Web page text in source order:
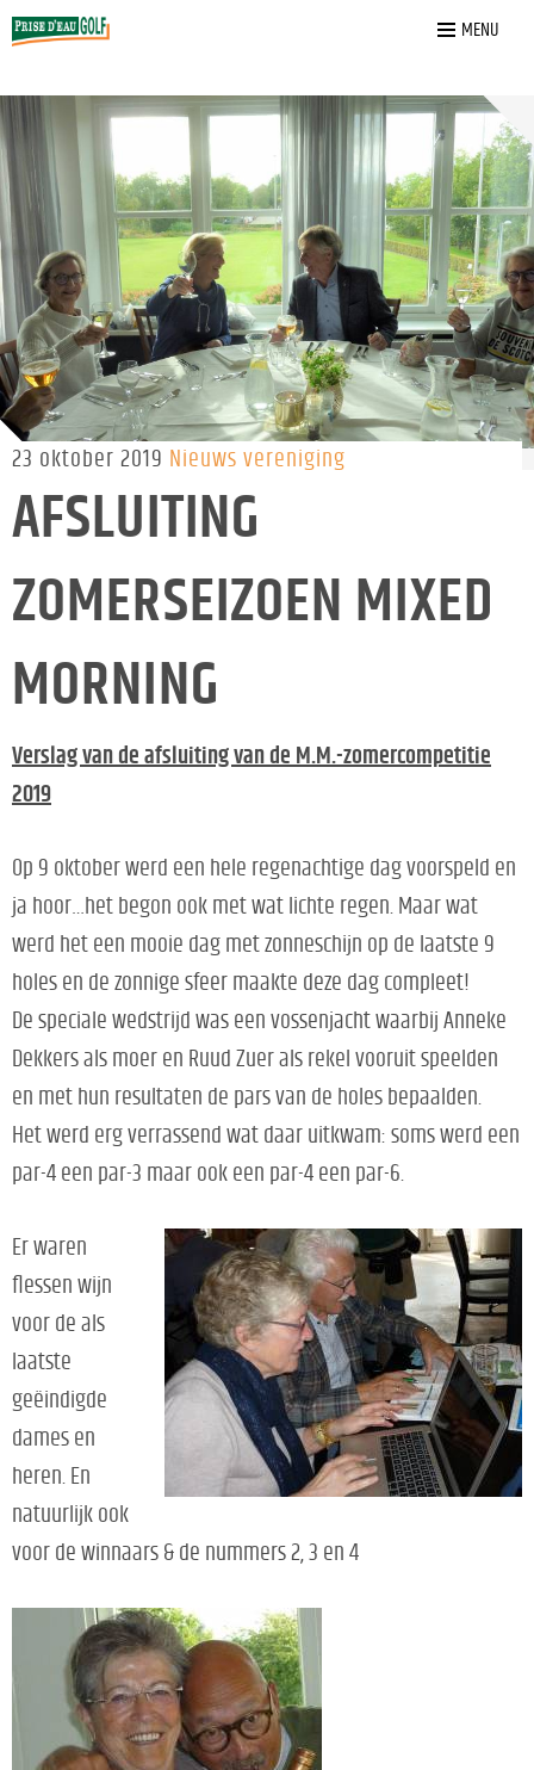
MENU
Home
23 oktober 2019 Nieuws vereniging
AFSLUITING
ZOMERSEIZOEN MIXED
MORNING
Verslag van de afsluiting van de M.M.-zomercompetitie
2019
Op 9 oktober werd een hele regenachtige dag voorspeld en
ja hoor…het begon ook met wat lichte regen. Maar wat
werd het een mooie dag met zonneschijn op de laatste 9
holes en de zonnige sfeer maakte deze dag compleet!
De speciale wedstrijd was een vossenjacht waarbij Anneke
Dekkers als moer en Ruud Zuer als rekel vooruit speelden
en met hun resultaten de pars van de holes bepaalden.
Het werd erg verrassend wat daar uitkwam: soms werd een
par-4 een par-3 maar ook een par-4 een par-6.
Er waren
flessen wijn
voor de als
laatste
geëindigde
dames en
heren. En
natuurlijk ook
voor de winnaars & de nummers 2, 3 en 4